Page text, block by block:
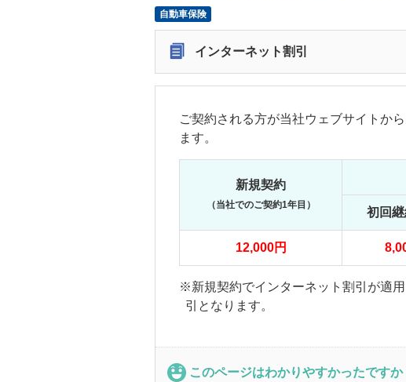
自動車保険
インターネット割引
ご契約される方が当社ウェブサイトか
ます。
新規契約
（当社でのご契約1年目）
初回継
12,000円
※新規契約でインターネット割引が適
引となります。
このページはわかりやすかったですか